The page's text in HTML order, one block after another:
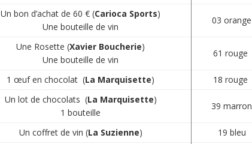
Un bon d’achat de 60 € (Carioca Sports)
Une bouteille de vin
03 orange
Une Rosette (Xavier Boucherie)
Une bouteille de vin
61 rouge
1 œuf en chocolat (La Marquisette) 18 rouge
Un lot de chocolats (La Marquisette)
1 bouteille
39 marron
Un coffret de vin (La Suzienne) 19 bleu